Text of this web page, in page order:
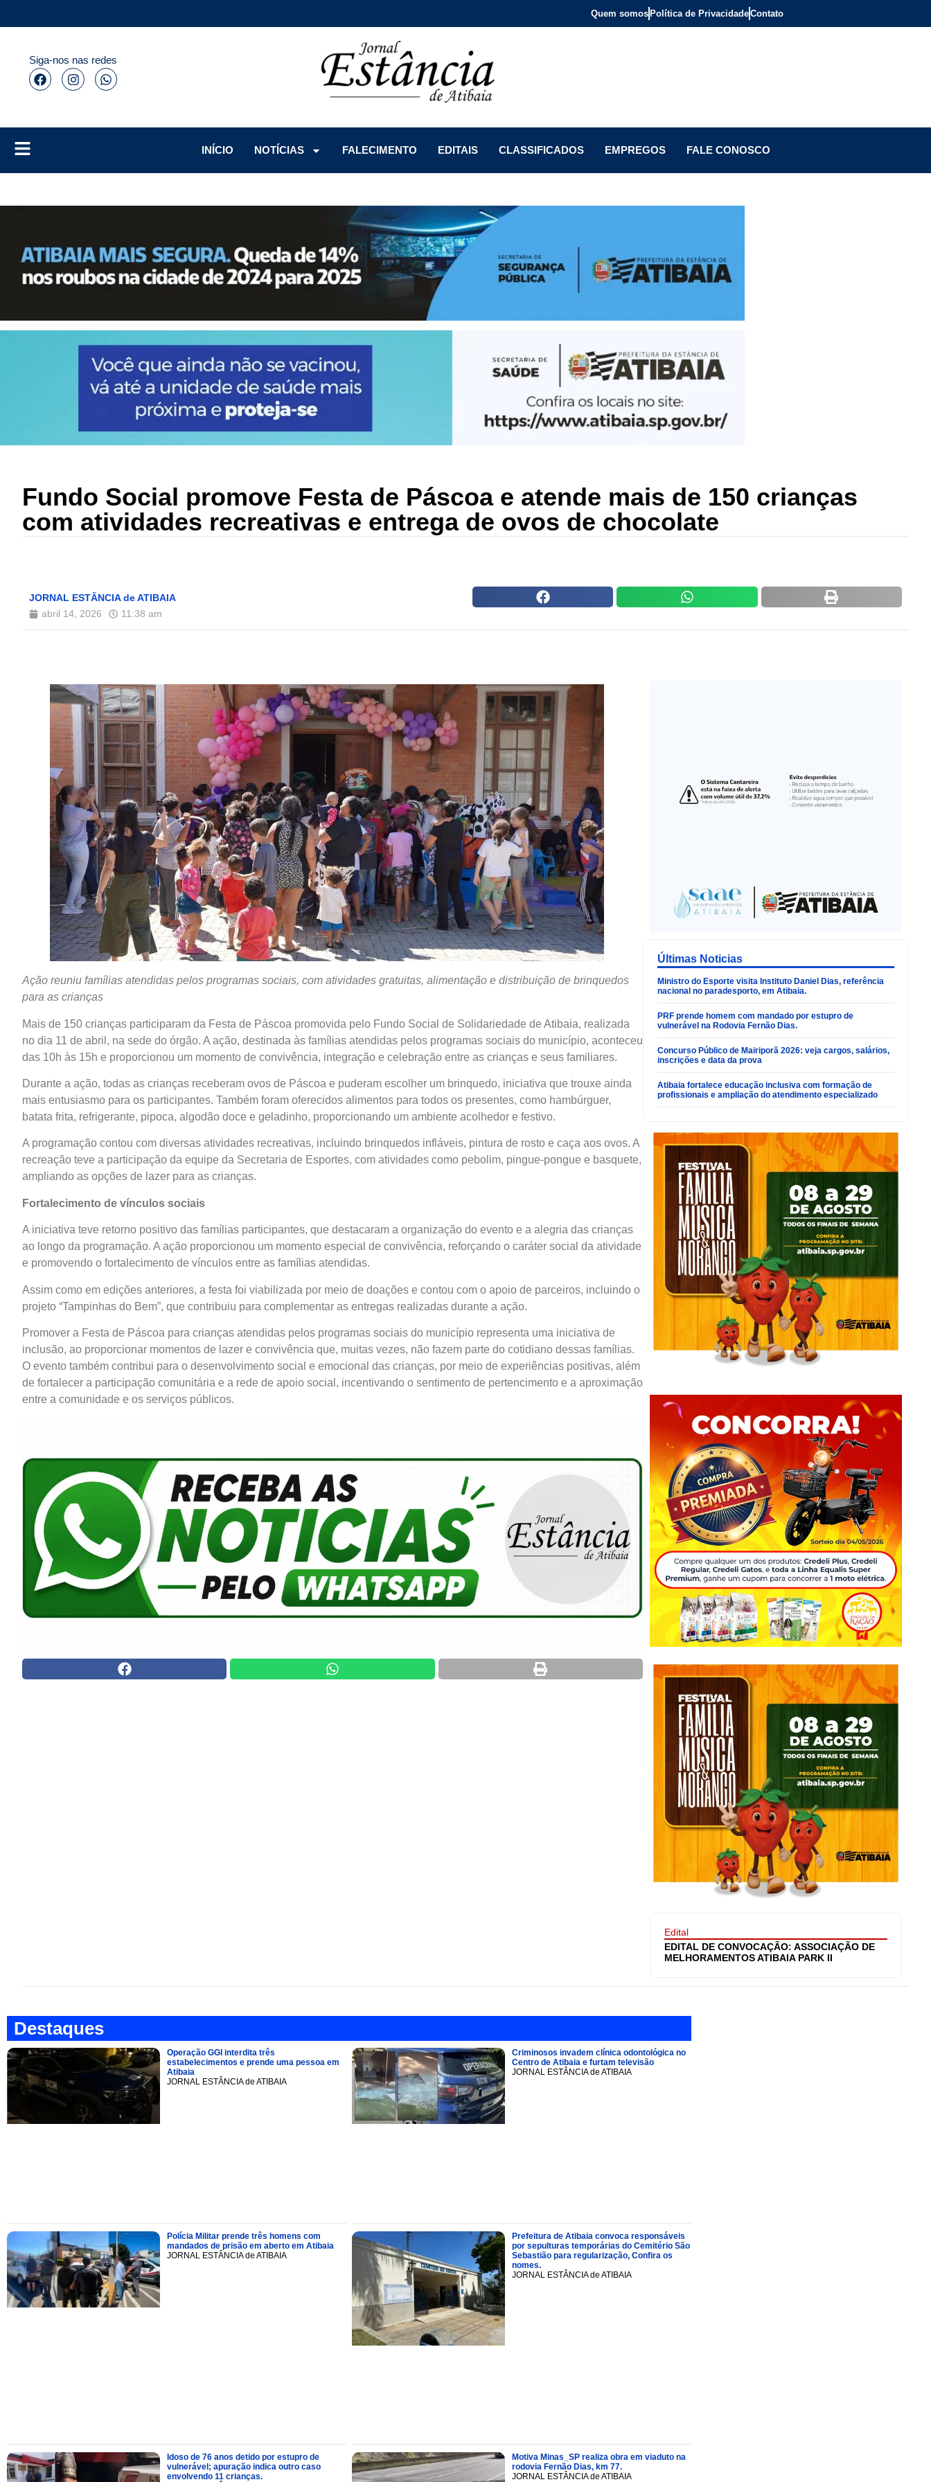
Quem somos Política de PrivacidadeContato
Siga-nos nas redes
INÍCIO
NOTÍCIAS FALECIMENTO EDITAIS CLASSIFICADOS EMPREGOS FALE CONOSCO
Fundo Social promove Festa de Páscoa e atende mais de 150 crianças
com atividades recreativas e entrega de ovos de chocolate
JORNAL ESTÂNCIA de ATIBAIA
abril 14, 2026
11:38 am
Ação reuniu famílias atendidas pelos programas sociais, com atividades gratuitas, alimentação e distribuição de brinquedos
para as crianças
Mais de 150 crianças participaram da Festa de Páscoa promovida pelo Fundo Social de Solidariedade de Atibaia, realizada
no dia 11 de abril, na sede do órgão. A ação, destinada às famílias atendidas pelos programas sociais do município, aconteceu
das 10h às 15h e proporcionou um momento de convivência, integração e celebração entre as crianças e seus familiares.
Durante a ação, todas as crianças receberam ovos de Páscoa e puderam escolher um brinquedo, iniciativa que trouxe ainda
mais entusiasmo para os participantes. Também foram oferecidos alimentos para todos os presentes, como hambúrguer,
batata frita, refrigerante, pipoca, algodão doce e geladinho, proporcionando um ambiente acolhedor e festivo.
A programação contou com diversas atividades recreativas, incluindo brinquedos infláveis, pintura de rosto e caça aos ovos. A
recreação teve a participação da equipe da Secretaria de Esportes, com atividades como pebolim, pingue-pongue e basquete,
ampliando as opções de lazer para as crianças.
Fortalecimento de vínculos sociais
A iniciativa teve retorno positivo das famílias participantes, que destacaram a organização do evento e a alegria das crianças
ao longo da programação. A ação proporcionou um momento especial de convivência, reforçando o caráter social da atividade
e promovendo o fortalecimento de vínculos entre as famílias atendidas.
Assim como em edições anteriores, a festa foi viabilizada por meio de doações e contou com o apoio de parceiros, incluindo o
projeto “Tampinhas do Bem”, que contribuiu para complementar as entregas realizadas durante a ação.
Promover a Festa de Páscoa para crianças atendidas pelos programas sociais do município representa uma iniciativa de
inclusão, ao proporcionar momentos de lazer e convivência que, muitas vezes, não fazem parte do cotidiano dessas famílias.
O evento também contribui para o desenvolvimento social e emocional das crianças, por meio de experiências positivas, além
de fortalecer a participação comunitária e a rede de apoio social, incentivando o sentimento de pertencimento e a aproximação
entre a comunidade e os serviços públicos.
Últimas Noticias
Ministro do Esporte visita Instituto Daniel Dias, referência
nacional no paradesporto, em Atibaia.
PRF prende homem com mandado por estupro de
vulnerável na Rodovia Fernão Dias.
Concurso Público de Mairiporã 2026: veja cargos, salários,
inscrições e data da prova
Atibaia fortalece educação inclusiva com formação de
profissionais e ampliação do atendimento especializado
Edital
EDITAL DE CONVOCAÇÃO: ASSOCIAÇÃO DE
MELHORAMENTOS ATIBAIA PARK II
Destaques
Operação GGI interdita três
estabelecimentos e prende uma pessoa em
Atibaia
JORNAL ESTÂNCIA de ATIBAIA
Criminosos invadem clínica odontológica no
Centro de Atibaia e furtam televisão
JORNAL ESTÂNCIA de ATIBAIA
Polícia Militar prende três homens com
mandados de prisão em aberto em Atibaia
JORNAL ESTÂNCIA de ATIBAIA
Prefeitura de Atibaia convoca responsáveis
por sepulturas temporárias do Cemitério São
Sebastião para regularização, Confira os
nomes.
JORNAL ESTÂNCIA de ATIBAIA
Idoso de 76 anos detido por estupro de
vulnerável; apuração indica outro caso
envolvendo 11 crianças.
Motiva Minas_SP realiza obra em viaduto na
rodovia Fernão Dias, km 77.
JORNAL ESTÂNCIA de ATIBAIA